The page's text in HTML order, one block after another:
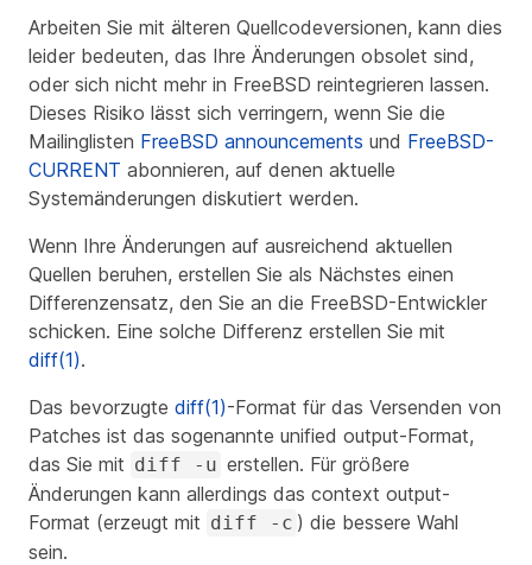
Arbeiten Sie mit älteren Quellcodeversionen, kann dies
leider bedeuten, das Ihre Änderungen obsolet sind,
oder sich nicht mehr in FreeBSD reintegrieren lassen.
Dieses Risiko lässt sich verringern, wenn Sie die
Mailinglisten FreeBSD announcements und FreeBSD-
CURRENT abonnieren, auf denen aktuelle
Systemänderungen diskutiert werden.
Wenn Ihre Änderungen auf ausreichend aktuellen
Quellen beruhen, erstellen Sie als Nächstes einen
Differenzensatz, den Sie an die FreeBSD-Entwickler
schicken. Eine solche Differenz erstellen Sie mit
diff(1).
Das bevorzugte diff(1)-Format für das Versenden von
Patches ist das sogenannte unified output-Format,
das Sie mit diff -u erstellen. Für größere
Änderungen kann allerdings das context output-
Format (erzeugt mit diff -c ) die bessere Wahl
sein.